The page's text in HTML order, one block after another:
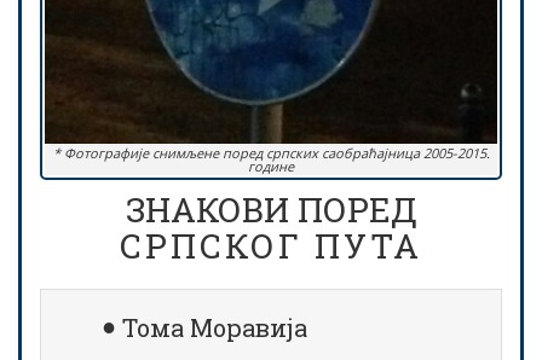
* Фотографије снимљене поред српских саобраћајница 2005-2015.
године
ЗНАКОВИ ПОРЕД
СРПСКОГ ПУТА
Тома Моравија